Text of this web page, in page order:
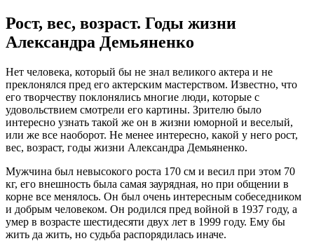
Рост, вес, возраст. Годы жизни
Александра Демьяненко
Нет человека, который бы не знал великого актера и не
преклонялся пред его актерским мастерством. Известно, что
его творчеству поклонялись многие люди, которые с
удовольствием смотрели его картины. Зрителю было
интересно узнать такой же он в жизни юморной и веселый,
или же все наоборот. Не менее интересно, какой у него рост,
вес, возраст, годы жизни Александра Демьяненко.
Мужчина был невысокого роста 170 см и весил при этом 70
кг, его внешность была самая заурядная, но при общении в
корне все менялось. Он был очень интересным собеседником
и добрым человеком. Он родился пред войной в 1937 году, а
умер в возрасте шестидесяти двух лет в 1999 году. Ему бы
жить да жить, но судьба распорядилась иначе.